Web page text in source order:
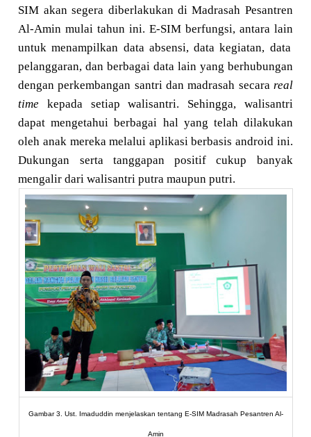
SIM akan segera diberlakukan di Madrasah Pesantren
Al-Amin mulai tahun ini. E-SIM berfungsi,antara lain
untuk menampilkan data absensi, data kegiatan, data
pelanggaran, dan berbagai data lain yang berhubungan
dengan perkembangan santri dan madrasah secara real
time kepada setiap walisantri. Sehingga, walisantri
dapat mengetahui berbagai hal yang telah dilakukan
oleh anak mereka melalui aplikasi berbasis android ini.
Dukungan serta tanggapan positif cukup banyak
mengalir dari walisantri putra maupun putri.
Gambar 3. Ust. Imaduddin menjelaskan tentang E-SIM Madrasah Pesantren Al-
Amin